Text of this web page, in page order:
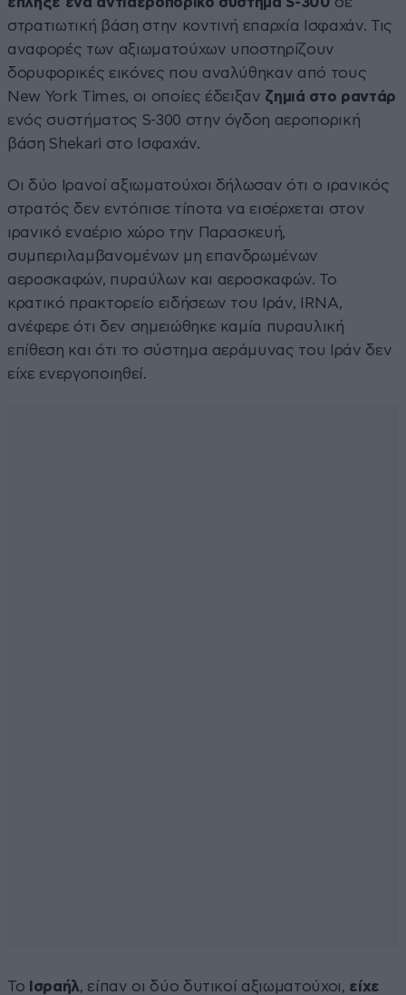
στρατιωτική βάση στην κοντινή επαρχία Ισφαχάν. Τις
αναφορές των αξιωματούχων υποστηρίζουν
δορυφορικές εικόνες που αναλύθηκαν από τους
New York Times, οι οποίες έδειξαν ζημιά στο ραντάρ
ενός συστήματος S-300 στην όγδοη αεροπορική
βάση Shekari στο Ισφαχάν.
Οι δύο Ιρανοί αξιωματούχοι δήλωσαν ότι ο ιρανικός
στρατός δεν εντόπισε τίποτα να εισέρχεται στον
ιρανικό εναέριο χώρο την Παρασκευή,
συμπεριλαμβανομένων μη επανδρωμένων
αεροσκαφών, πυραύλων και αεροσκαφών. Το
κρατικό πρακτορείο ειδήσεων του Ιράν, IRNA,
ανέφερε ότι δεν σημειώθηκε καμία πυραυλική
επίθεση και ότι το σύστημα αεράμυνας του Ιράν δεν
είχε ενεργοποιηθεί.
Το Ισραήλ, είπαν οι δύο δυτικοί αξιωματούχοι, είχε